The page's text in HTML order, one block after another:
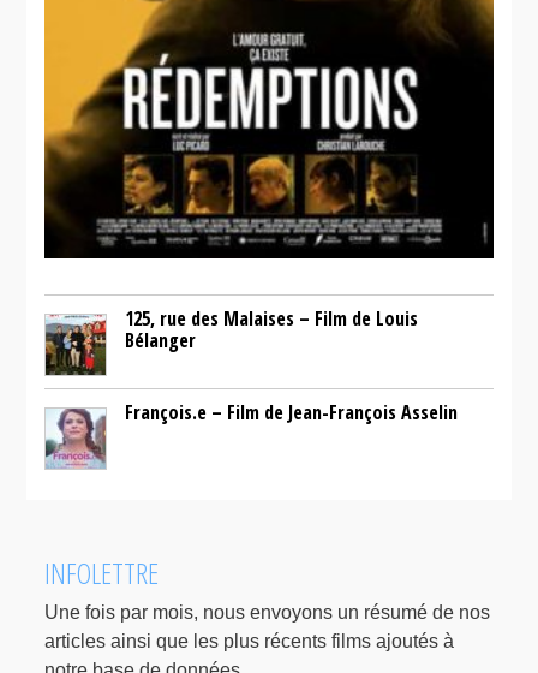
125, rue des Malaises – Film de Louis
Bélanger
François.e – Film de Jean-François Asselin
INFOLETTRE
Une fois par mois, nous envoyons un résumé de nos
articles ainsi que les plus récents films ajoutés à